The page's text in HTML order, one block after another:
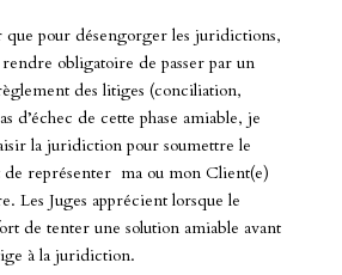
pour désengorger les juridictions,
obligatoire de passer par un
des litiges (conciliation,
d’échec de cette phase amiable, je
la juridiction pour soumettre le
de représenter ma ou mon Client(e)
Les Juges apprécient lorsque le
de tenter une solution amiable avant
à la juridiction.